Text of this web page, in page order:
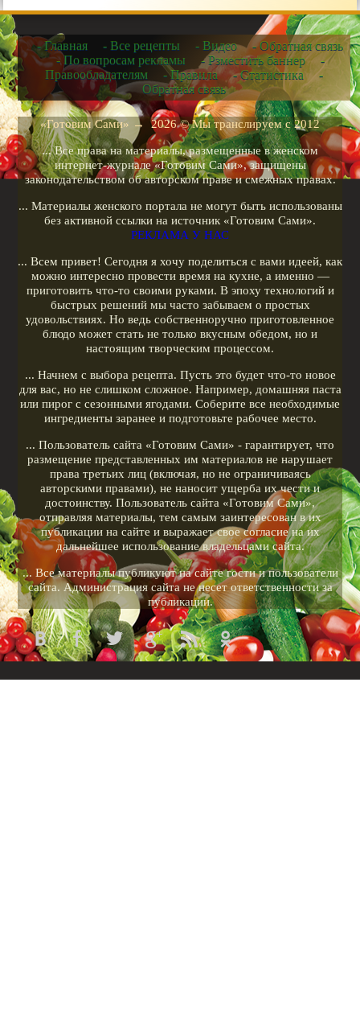
Соусы
Рецепты в мультиварке
Рецепты для микроволновых печей
Рецепты для чайников
Рецепты для кухонных машин
Рецепты для кофеварок
Рецепты для гриля
Кулинарные рецепты
Меню диеты
Показать все теги
РЕКЛАМА У НАС
- Главная - Все рецепты - Видео
- Обратная связь
- По вопросам рекламы
- Рзместить баннер
-
Правообладателям
- Правила - Статистика
-
Обратная связь
«Готовим Сами» →2026© Мы транслируем с 2012
... Все права на материалы, размещенные в женском
интернет-журнале «Готовим Сами», защищены
законодательством об авторском праве и смежных правах.
... Материалы женского портала не могут быть использованы
без активной ссылки на источник «Готовим Сами».
РЕКЛАМА У НАС
... Всем привет! Сегодня я хочу поделиться с вами идеей, как
можно интересно провести время на кухне, а именно —
приготовить что-то своими руками. В эпоху технологий и
быстрых решений мы часто забываем о простых
удовольствиях. Но ведь собственноручно приготовленное
блюдо может стать не только вкусным обедом, но и
настоящим творческим процессом.
... Начнем с выбора рецепта. Пусть это будет что-то новое
для вас, но не слишком сложное. Например, домашняя паста
или пирог с сезонными ягодами. Соберите все необходимые
ингредиенты заранее и подготовьте рабочее место.
... Пользователь сайта «Готовим Сами» - гарантирует, что
размещение представленных им материалов не нарушает
права третьих лиц (включая, но не ограничиваясь
авторскими правами), не наносит ущерба их чести и
достоинству. Пользователь сайта «Готовим Сами»,
отправляя материалы, тем самым заинтересован в их
публикации на сайте и выражает свое согласие на их
дальнейшее использование владельцами сайта.
... Все материалы публикуют на сайте гости и пользователи
сайта. Администрация сайта не несет ответственности за
публикации.